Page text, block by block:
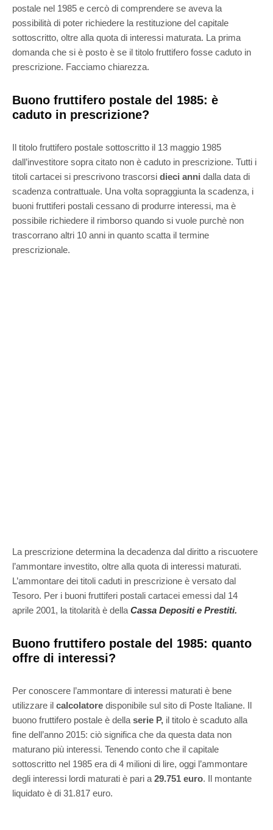
postale nel 1985 e cercò di comprendere se aveva la
possibilità di poter richiedere la restituzione del capitale
sottoscritto, oltre alla quota di interessi maturata. La prima
domanda che si è posto è se il titolo fruttifero fosse caduto in
prescrizione. Facciamo chiarezza.
Buono fruttifero postale del 1985: è
caduto in prescrizione?
Il titolo fruttifero postale sottoscritto il 13 maggio 1985
dall’investitore sopra citato non è caduto in prescrizione. Tutti i
titoli cartacei si prescrivono trascorsi dieci anni dalla data di
scadenza contrattuale. Una volta sopraggiunta la scadenza, i
buoni fruttiferi postali cessano di produrre interessi, ma è
possibile richiedere il rimborso quando si vuole purchè non
trascorrano altri 10 anni in quanto scatta il termine
prescrizionale.
La prescrizione determina la decadenza dal diritto a riscuotere
l’ammontare investito, oltre alla quota di interessi maturati.
L’ammontare dei titoli caduti in prescrizione è versato dal
Tesoro. Per i buoni fruttiferi postali cartacei emessi dal 14
aprile 2001, la titolarità è dellaCassa Depositi e Prestiti.
Buono fruttifero postale del 1985: quanto
offre di interessi?
Per conoscere l’ammontare di interessi maturati è bene
utilizzare il calcolatore disponibile sul sito di Poste Italiane. Il
buono fruttifero postale è dellaserie P, il titolo è scaduto alla
fine dell’anno 2015: ciò significa che da questa data non
maturano più interessi. Tenendo conto che il capitale
sottoscritto nel 1985 era di 4 milioni di lire, oggi l’ammontare
degli interessi lordi maturati è pari a29.751 euro. Il montante
liquidato è di 31.817 euro.